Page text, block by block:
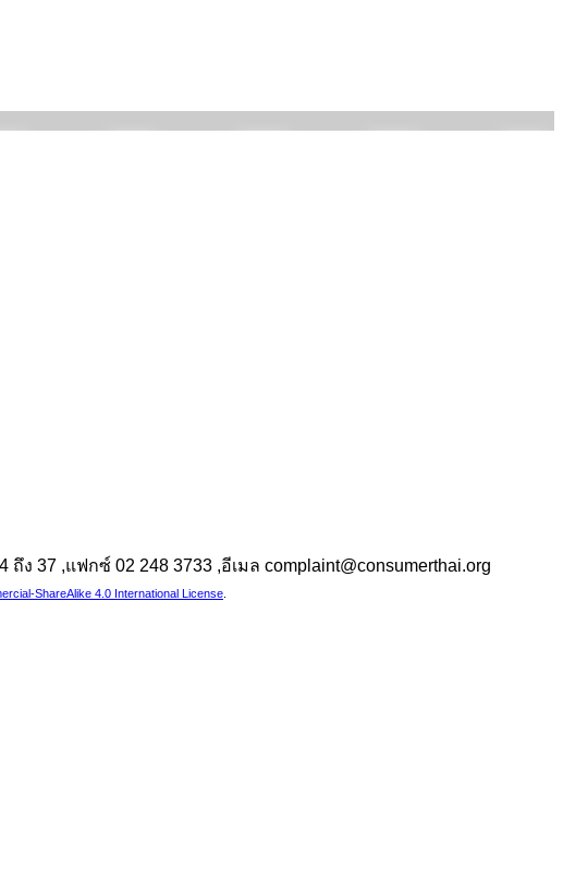
37 ,แฟกซ์ 02 248 3733 ,อีเมล complaint@consumerthai.org
ShareAlike 4.0 International License